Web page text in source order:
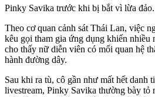
Pinky Savika trước khi bị bắt vì lừa đảo.
Theo cơ quan cảnh sát Thái Lan, việc
kêu gọi tham gia ứng dụng khiến nhiều
cho thấy nữ diễn viên có mối quan hệ
hành đường dây.
Sau khi ra tù, cô gần như mất hết danh
livestream, Pinky Savika thường bày tỏ